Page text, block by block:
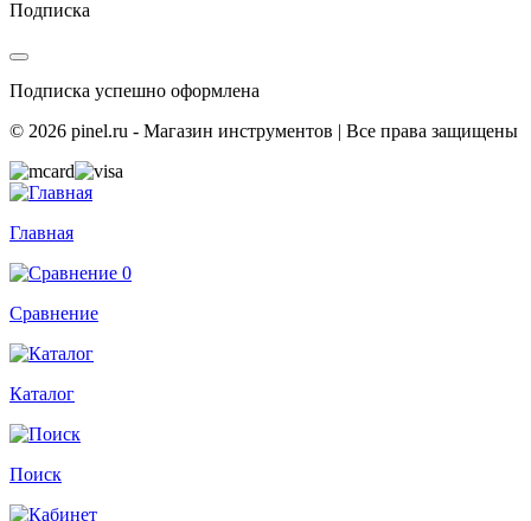
Подписка
Подписка успешно оформлена
© 2026 pinel.ru - Магазин инструментов | Все права защищены
Главная
0
Сравнение
Каталог
Поиск